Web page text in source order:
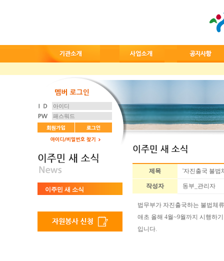
이주민 새 소식
제목 '자진출국 불법
작성자 동부_관리자
법무부가 자진출국하는 불법체
애초 올해 4월~9월까지 시행하
입니다.